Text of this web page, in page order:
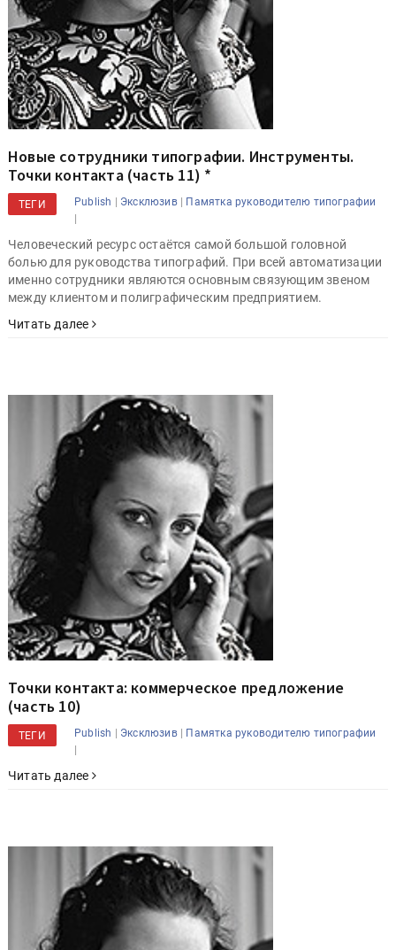
Новые сотрудники типографии. Инструменты.
Точки контакта (часть 11) *
ТЕГИ Publish | Эксклюзив| Памятка руководителю типографии
|
Человеческий ресурс остаётся самой большой головной
болью для руководства типографий. При всей автоматизации
именно сотрудники являются основным связующим звеном
между клиентом и полиграфическим предприятием.
Читать далее
Точки контакта: коммерческое предложение
(часть 10)
ТЕГИ Publish | Эксклюзив| Памятка руководителю типографии
|
Читать далее